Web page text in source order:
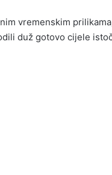
vremenskim
duž gotovo cijele